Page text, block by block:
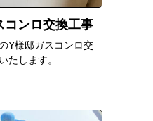
ンロ交換工事
Y様邸ガスコンロ交
たします。...